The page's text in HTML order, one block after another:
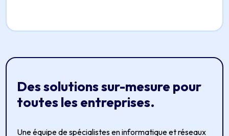
Des solutions sur-mesure pour
toutes les entreprises.
Une équipe de spécialistes en informatique et réseaux